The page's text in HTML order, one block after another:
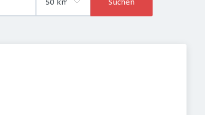
Suchen